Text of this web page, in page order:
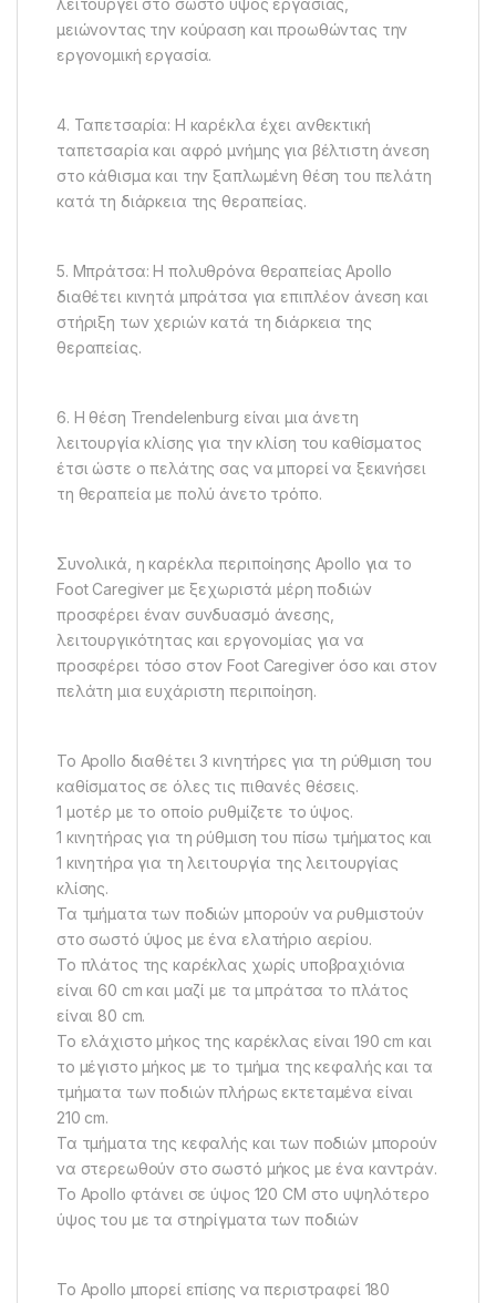
μειώνοντας την κούραση και προωθώντας την
εργονομική εργασία.
4. Ταπετσαρία: Η καρέκλα έχει ανθεκτική
ταπετσαρία και αφρό μνήμης για βέλτιστη άνεση
στο κάθισμα και την ξαπλωμένη θέση του πελάτη
κατά τη διάρκεια της θεραπείας.
5. Μπράτσα: Η πολυθρόνα θεραπείας Apollo
διαθέτει κινητά μπράτσα για επιπλέον άνεση και
στήριξη των χεριών κατά τη διάρκεια της
θεραπείας.
6. Η θέση Trendelenburg είναι μια άνετη
λειτουργία κλίσης για την κλίση του καθίσματος
έτσι ώστε ο πελάτης σας να μπορεί να ξεκινήσει
τη θεραπεία με πολύ άνετο τρόπο.
Συνολικά, η καρέκλα περιποίησης Apollo για το
Foot Caregiver με ξεχωριστά μέρη ποδιών
προσφέρει έναν συνδυασμό άνεσης,
λειτουργικότητας και εργονομίας για να
προσφέρει τόσο στον Foot Caregiver όσο και στον
πελάτη μια ευχάριστη περιποίηση.
Το Apollo διαθέτει 3 κινητήρες για τη ρύθμιση του
καθίσματος σε όλες τις πιθανές θέσεις.
1 μοτέρ με το οποίο ρυθμίζετε το ύψος.
1 κινητήρας για τη ρύθμιση του πίσω τμήματος και
1 κινητήρα για τη λειτουργία της λειτουργίας
κλίσης.
Τα τμήματα των ποδιών μπορούν να ρυθμιστούν
στο σωστό ύψος με ένα ελατήριο αερίου.
Το πλάτος της καρέκλας χωρίς υποβραχιόνια
είναι 60 cm και μαζί με τα μπράτσα το πλάτος
είναι 80 cm.
Το ελάχιστο μήκος της καρέκλας είναι 190 cm και
το μέγιστο μήκος με το τμήμα της κεφαλής και τα
τμήματα των ποδιών πλήρως εκτεταμένα είναι
210 cm.
Τα τμήματα της κεφαλής και των ποδιών μπορούν
να στερεωθούν στο σωστό μήκος με ένα καντράν.
Το Apollo φτάνει σε ύψος 120 CM στο υψηλότερο
ύψος του με τα στηρίγματα των ποδιών
Το Apollo μπορεί επίσης να περιστραφεί 180